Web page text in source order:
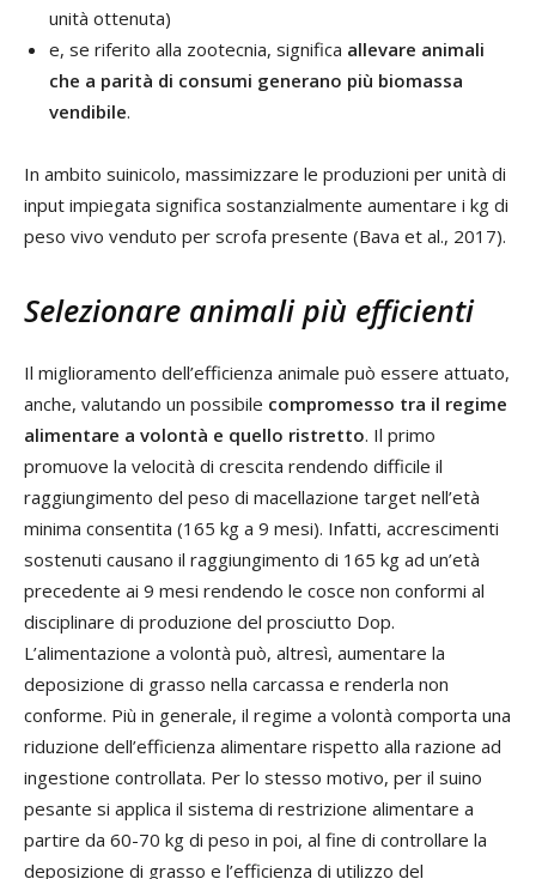
unità ottenuta)
e, se riferito alla zootecnia, significa allevare animali
che a parità di consumi generano più biomassa
vendibile.
In ambito suinicolo, massimizzare le produzioni per unità di
input impiegata significa sostanzialmente aumentare i kg di
peso vivo venduto per scrofa presente (Bava et al., 2017).
Selezionare animali più efficienti
Il miglioramento dell’efficienza animale può essere attuato,
anche, valutando un possibile compromesso tra il regime
alimentare a volontà e quello ristretto. Il primo
promuove la velocità di crescita rendendo difficile il
raggiungimento del peso di macellazione target nell’età
minima consentita (165 kg a 9 mesi). Infatti, accrescimenti
sostenuti causano il raggiungimento di 165 kg ad un’età
precedente ai 9 mesi rendendo le cosce non conformi al
disciplinare di produzione del prosciutto Dop.
L’alimentazione a volontà può, altresì, aumentare la
deposizione di grasso nella carcassa e renderla non
conforme. Più in generale, il regime a volontà comporta una
riduzione dell’efficienza alimentare rispetto alla razione ad
ingestione controllata. Per lo stesso motivo, per il suino
pesante si applica il sistema di restrizione alimentare a
partire da 60-70 kg di peso in poi, al fine di controllare la
deposizione di grasso e l’efficienza di utilizzo del